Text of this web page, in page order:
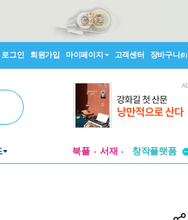
로그인 회원가입 마이페이지 고객센터 장바구니(0)
북플 서재
창작플랫폼